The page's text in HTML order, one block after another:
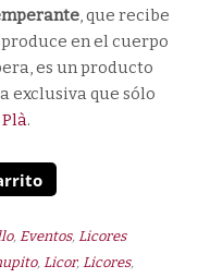
, que recibe
en el cuerpo
es un producto
exclusiva que sólo
.
, Eventos, Licores
, Licor, Licores,